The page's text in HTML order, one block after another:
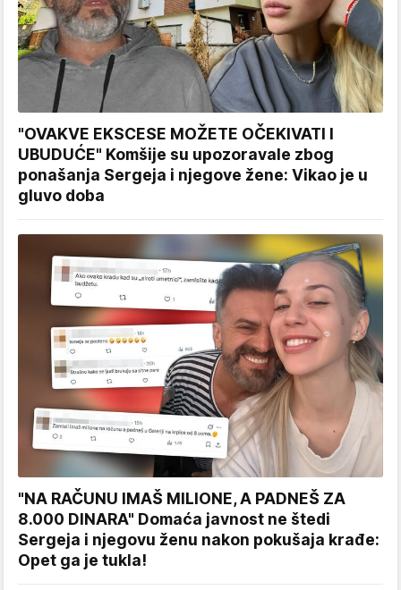
"OVAKVE EKSCESE MOŽETE OČEKIVATI I
UBUDUĆE" Komšije su upozoravale zbog
ponašanja Sergeja i njegove žene: Vikao je u
gluvo doba
"NA RAČUNU IMAŠ MILIONE, A PADNEŠ ZA
8.000 DINARA" Domaća javnost ne štedi
Sergeja i njegovu ženu nakon pokušaja krađe:
Opet ga je tukla!